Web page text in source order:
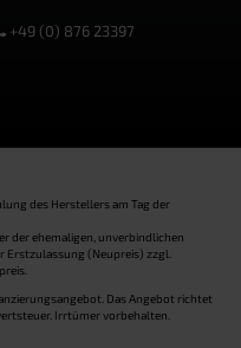
+49 (0) 876 23397
des Herstellers am Tag der
der ehemaligen, unverbindlichen
Erstzulassung (Neupreis) zzgl.
Das Angebot richtet
Irrtümer vorbehalten.